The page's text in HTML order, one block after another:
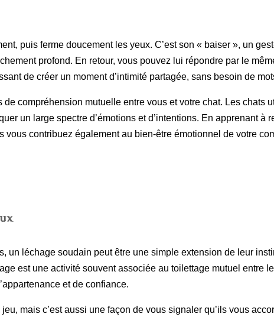
puis ferme doucement les yeux. C’est son « baiser », un
profond. En retour, vous pouvez lui répondre par le
de créer un moment d’intimité partagée, sans besoin de
compréhension mutuelle entre vous et votre chat. Les chats
un large spectre d’émotions et d’intentions. En apprenant à
contribuez également au bien-être émotionnel de votre
un léchage soudain peut être une simple extension de leur
est une activité souvent associée au toilettage mutuel entre
et de confiance.
mais c’est aussi une façon de vous signaler qu’ils vous